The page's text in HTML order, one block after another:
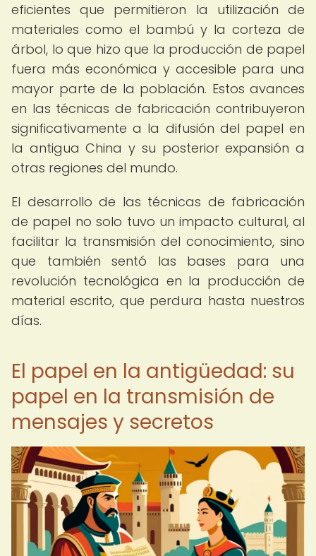
eficientes que permitieron la utilización de
materiales como el bambú y la corteza de
árbol, lo que hizo que la producción de papel
fuera más económica y accesible para una
mayor parte de la población. Estos avances
en las técnicas de fabricación contribuyeron
significativamente a la difusión del papel en
la antigua China y su posterior expansión a
otras regiones del mundo.
El desarrollo de las técnicas de fabricación
de papel no solo tuvo un impacto cultural, al
facilitar la transmisión del conocimiento, sino
que también sentó las bases para una
revolución tecnológica en la producción de
material escrito, que perdura hasta nuestros
días.
El papel en la antigüedad: su
papel en la transmisión de
mensajes y secretos